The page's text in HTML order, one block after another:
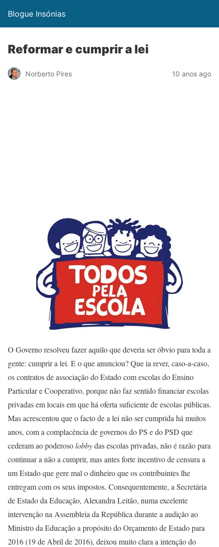
Blogue Insónias
Reformar e cumprir a lei
Norberto Pires 10 anos ago
O Governo resolveu fazer aquilo que deveria ser óbvio para toda a
gente: cumprir a lei. E o que anunciou? Que ia rever, caso-a-caso,
os contratos de associação do Estado com escolas do Ensino
Particular e Cooperativo, porque não faz sentido financiar escolas
privadas em locais em que há oferta suficiente de escolas públicas.
Mas acrescentou que o facto de a lei não ser cumprida há muitos
anos, com a complacência de governos do PS e do PSD que
cederam ao poderosolobbydas escolas privadas, não é razão para
continuar a não a cumprir, mas antes forte incentivo de censura a
um Estado que gere mal o dinheiro que os contribuintes lhe
entregam com os seus impostos. Consequentemente, a Secretária
de Estado da Educação, Alexandra Leitão, numa excelente
intervenção na Assembleia da República durante a audição ao
Ministro da Educação a propósito do Orçamento de Estado para
2016 (19 de Abril de 2016), deixou muito clara a intenção do